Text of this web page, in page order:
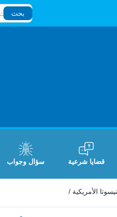
بحث
بحث
قضايا شرعية سؤال وجواب
الأمريكية /